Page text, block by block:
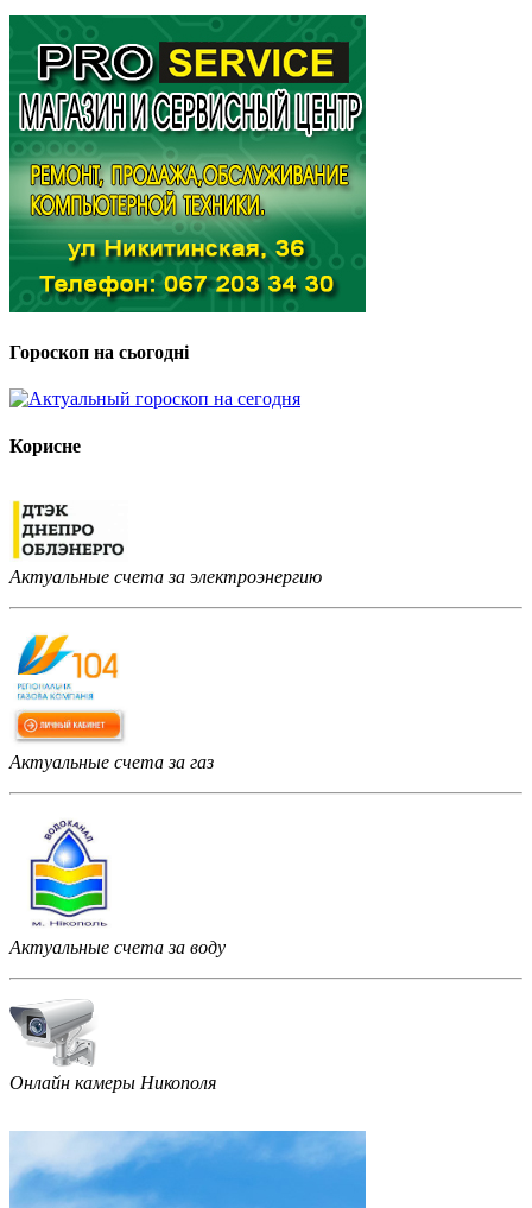
Гороскоп на сьогодні
Корисне
Актуальные счета за электроэнергию
Актуальные счета за газ
Актуальные счета за воду
Онлайн камеры Никополя